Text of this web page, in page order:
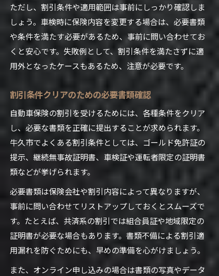
ただし、割引条件や適用範囲は事前にしっかり確認しま
しょう。車検時に保険内容を変更する場合は、必要書類
や条件を満たす必要があるため、事前に問い合わせてお
くと安心です。失敗例として、割引条件を満たさずに適
用外となったケースもあるため、注意が必要です。
割引条件クリアのための必要書類確認
自動車保険の割引を受けるためには、各種条件をクリア
し、必要な書類を正確に提出することが求められます。
牛久市でよくある割引条件としては、ゴールド免許証の
提示、継続無事故証明書、車検証や運転者限定の証明書
類などが挙げられます。
必要書類は保険会社や割引内容によって異なりますが、
事前に問い合わせてリストアップしておくとスムーズで
す。たとえば、共済系の割引では組合員証や地域限定の
証明書が必要な場合もあります。書類不備による割引適
用漏れを防ぐためにも、早めの準備を心がけましょう。
また、オンライン申し込みの場合は書類の写真やデータ